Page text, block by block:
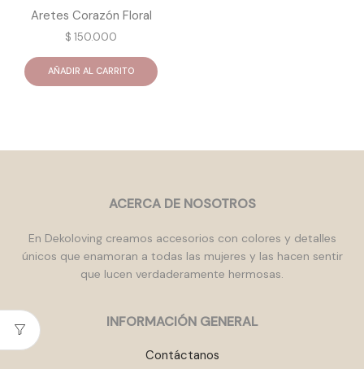
Aretes Corazón Floral
$ 150.000
AÑADIR AL CARRITO
ACERCA DE NOSOTROS
En Dekoloving creamos accesorios con colores y detalles
únicos que enamoran a todas las mujeres y las hacen sentir
que lucen verdaderamente hermosas.
INFORMACIÓN GENERAL
Contáctanos